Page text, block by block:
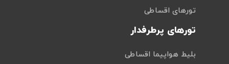
تورهای اقساطی
تورهای پرطرفدار
بلیط هواپیما اقساطی